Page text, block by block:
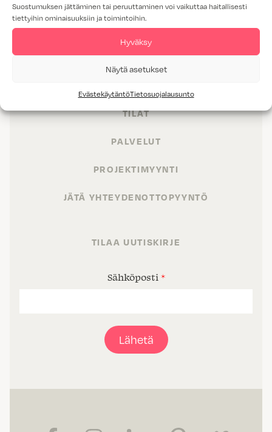
Suostumuksen jättäminen tai peruuttaminen voi vaikuttaa haitallisesti
tiettyihin ominaisuuksiin ja toimintoihin.
Hyväksy
Näytä asetukset
EvästekäytäntöTietosuojalausunto
TILAT
PALVELUT
PROJEKTIMYYNTI
JÄTÄ YHTEYDENOTTOPYYNTÖ
TILAA UUTISKIRJE
Sähköposti *
Lähetä